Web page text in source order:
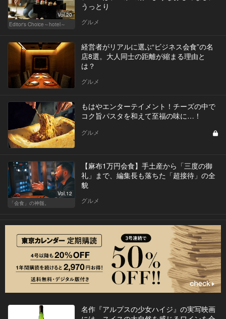
Vol.20
Editor's Choice～hotel～
うっとり
グルメ
経営者がリアルに選ぶ“ビジネス会食”の名
店8選。大人同士の距離が縮まる理由と
は？
グルメ
もはやエンターテイメント！チーズの中で
コク旨パスタを和えて至福の味に…！
グルメ
Vol.12
「会食」の神髄。
【麻布1万円会食】手土産から「三度の御
礼」まで、編集長も落ちた「超接待」の全
貌
グルメ
名作『アルプスの少女ハイジ』の実写映画